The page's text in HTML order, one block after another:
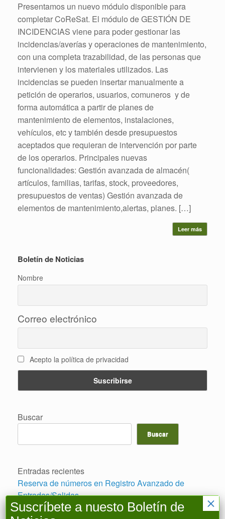
Presentamos un nuevo módulo disponible para
completar CoReSat. El módulo de GESTIÓN DE
INCIDENCIAS viene para poder gestionar las
incidencias/averías y operaciones de mantenimiento,
con una completa trazabilidad, de las personas que
intervienen y los materiales utilizados. Las
incidencias se pueden insertar manualmente a
petición de operarios, usuarios, comuneros y de
forma automática a partir de planes de
mantenimiento de elementos, instalaciones,
vehículos, etc y también desde presupuestos
aceptados que requieran de intervención por parte
de los operarios. Principales nuevas
funcionalidades: Gestión avanzada de almacén(
artículos, familias, tarifas, stock, proveedores,
presupuestos de ventas) Gestión avanzada de
elementos de mantenimiento,alertas, planes. […]
Leer más
Boletín de Noticias
Nombre
Correo electrónico
Acepto la política de privacidad
Buscar
Buscar
Entradas recientes
Reserva de números en Registro Avanzado de
Entradas/Salidas
Aplicación retroactiva Planes Hidrológicos
Suscríbete a nuesto Boletín de
×